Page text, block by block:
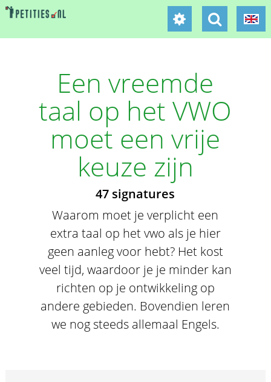
Een vreemde
taal op het VWO
moet een vrije
keuze zijn
47 signatures
Waarom moet je verplicht een
extra taal op het vwo als je hier
geen aanleg voor hebt? Het kost
veel tijd, waardoor je je minder kan
richten op je ontwikkeling op
andere gebieden. Bovendien leren
we nog steeds allemaal Engels.